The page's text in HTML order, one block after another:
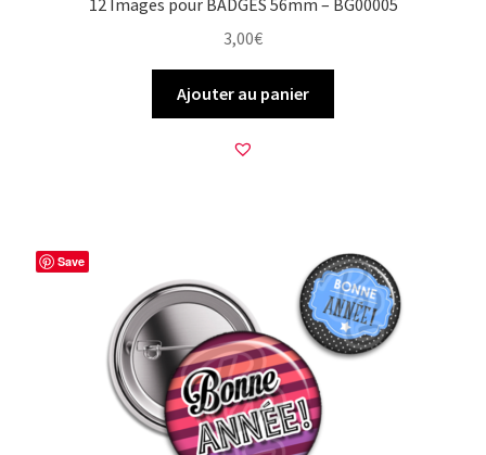
12 Images pour BADGES 56mm – BG00005
3,00€
Ajouter au panier
Save